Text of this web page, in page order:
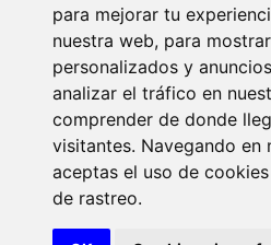
para mejorar tu
nuestra web, para
personalizados y
analizar el tráfico en
comprender de donde
visitantes. Navegando en
aceptas el uso de
de rastreo.
© 2026 Diseño y desarrollo